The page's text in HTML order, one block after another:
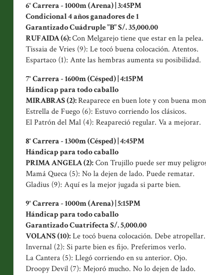
6° Carrera - 1000m (Arena) | 3:45PM
Condicional 4 años ganadores de 1
Garantizado Cuádruple "B" S/. 35,000.00
RUFAIDA (6):Con Melgarejo tiene que estar en la pelea.
Tissaia de Vries (9): Le tocó buena colocación. Atentos.
Espartaco (1): Ante las hembras aumenta su posibilidad.
7° Carrera - 1600m (Césped) | 4:15PM
Hándicap para todo caballo
MIRABRAS (2):Reaparece en buen lote y con buena
Estrella de Fuego (6): Estuvo corriendo los clásicos.
El Patrón del Mal (4): Reapareció regular. Va a mejorar.
8° Carrera - 1300m (Césped) | 4:45PM
Hándicap para todo caballo
PRIMA ANGELA (2):Con Trujillo puede ser muy
Mamá Queca (5): No la dejen de lado. Puede rematar.
Gladius (9): Aquí es la mejor jugada si parte bien.
9° Carrera - 1000m (Arena) | 5:15PM
Hándicap para todo caballo
Garantizado Cuatrifecta S/. 5,000.00
VOLANS (10):Le tocó buena colocación. Debe atropellar.
Invernal (2): Si parte bien es fijo. Preferimos verlo.
La Cantera (5): Llegó corriendo en su anterior. Ojo.
Droopy Devil (7): Mejoró mucho. No lo dejen de lado.